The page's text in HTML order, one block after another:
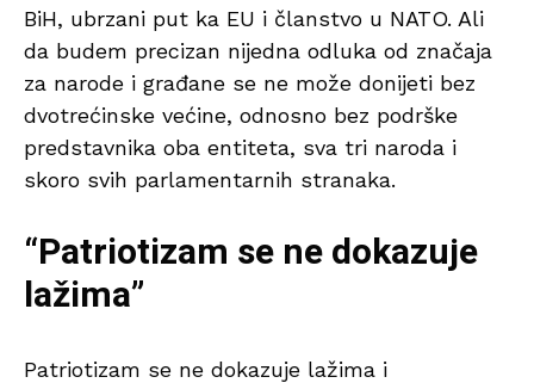
BiH, ubrzani put ka EU i članstvo u NATO. Ali
da budem precizan nijedna odluka od značaja
za narode i građane se ne može donijeti bez
dvotrećinske većine, odnosno bez podrške
predstavnika oba entiteta, sva tri naroda i
skoro svih parlamentarnih stranaka.
“Patriotizam se ne dokazuje
lažima”
Patriotizam se ne dokazuje lažima i